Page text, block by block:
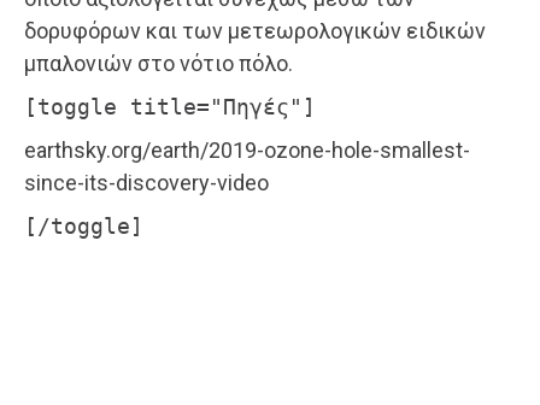
δορυφόρων και των μετεωρολογικών ειδικών
μπαλονιών στο νότιο πόλο.
[toggle title="Πηγές"]
earthsky.org/earth/2019-ozone-hole-smallest-
since-its-discovery-video
[/toggle]